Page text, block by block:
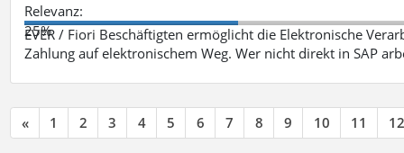
Relevanz:
25%
EVER / Fiori Beschäftigten ermöglicht die Elektronische
Zahlung auf elektronischem Weg. Wer nicht direkt in SAP
« 1 2 3 4 5 6 7 8 9 10 11 12